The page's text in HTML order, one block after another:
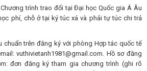
trình trao đổi tại Đại học Quốc gia Á Âu
phí, chỗ ở tại ký túc xá và phải tự túc chi trả
trên đăng ký với phòng Hợp tác quốc tế
vuthivietanh1981@gmail.com. Hồ sơ đăng
đơn đăng ký tham gia chương trình (ghi rõ